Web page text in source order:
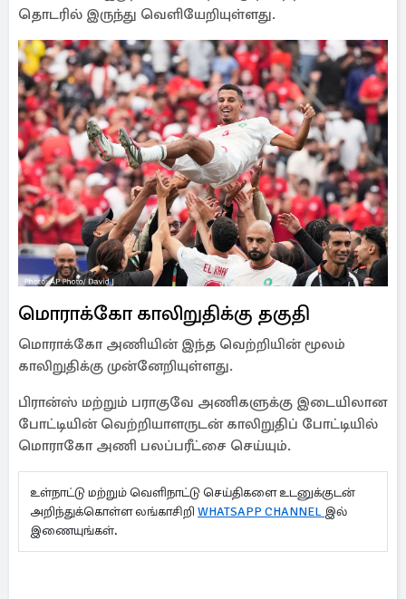
தொடரில் இருந்து வெளியேறியுள்ளது.
மொராக்கோ காலிறுதிக்கு தகுதி
மொராக்கோ அணியின் இந்த வெற்றியின் மூலம்
காலிறுதிக்கு முன்னேறியுள்ளது.
பிரான்ஸ் மற்றும் பராகுவே அணிகளுக்கு இடையிலான
போட்டியின் வெற்றியாளருடன் காலிறுதிப் போட்டியில்
மொராகோ அணி பலப்பரீட்சை செய்யும்.
உள்நாட்டு மற்றும் வெளிநாட்டு செய்திகளை உடனுக்குடன்
அறிந்துக்கொள்ள லங்காசிறி WHATSAPP CHANNEL இல்
இணையுங்கள்.